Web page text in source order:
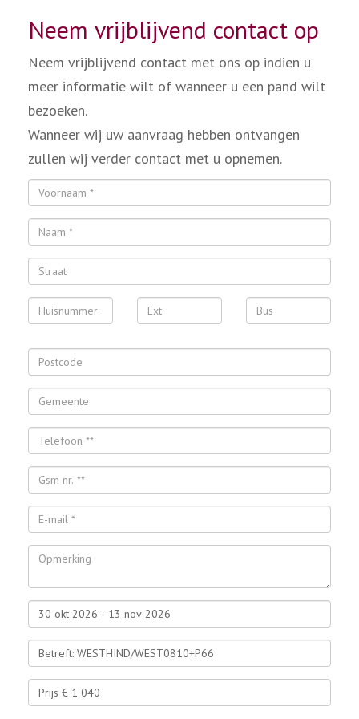
Neem vrijblijvend contact op
Neem vrijblijvend contact met ons op indien u
meer informatie wilt of wanneer u een pand wilt
bezoeken.
Wanneer wij uw aanvraag hebben ontvangen
zullen wij verder contact met u opnemen.